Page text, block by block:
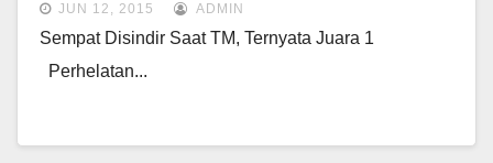
JUN 12, 2015 ADMIN
Sempat Disindir Saat TM, Ternyata Juara 1
Perhelatan...